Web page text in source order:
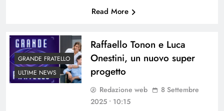
Read More
GRANDE FRATELLO
ULTIME NEWS
Raffaello Tonon e Luca
Onestini, un nuovo super
progetto
Redazione web
8 Settembre
2025 • 10:15